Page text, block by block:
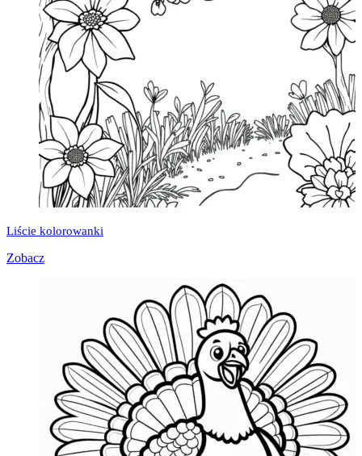
Liście kolorowanki
Zobacz